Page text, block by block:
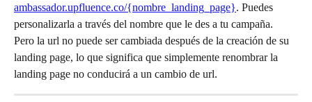
ambassador.upfluence.co/{nombre_landing_page}. Puedes
personalizarla a través del nombre que le des a tu campaña.
Pero la url no puede ser cambiada después de la creación de su
landing page, lo que significa que simplemente renombrar la
landing page no conducirá a un cambio de url.